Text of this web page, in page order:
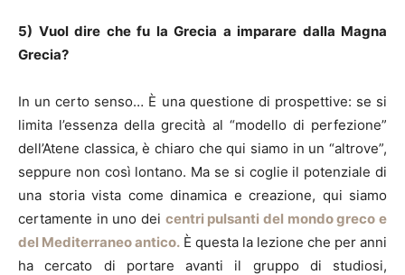
5) Vuol dire che fu la Grecia a imparare dalla Magna
Grecia?
In un certo senso… È una questione di prospettive: se si
limita l’essenza della grecità al “modello di perfezione”
dell’Atene classica, è chiaro che qui siamo in un “altrove”,
seppure non così lontano. Ma se si coglie il potenziale di
una storia vista come dinamica e creazione, qui siamo
certamente in uno dei centri pulsanti del mondo greco e
del Mediterraneo antico. È questa la lezione che per anni
ha cercato di portare avanti il gruppo di studiosi,